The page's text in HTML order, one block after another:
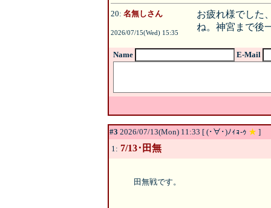
20: 名無しさん
2026/07/15(Wed) 15:35
お疲れ様でした
ね。神宮まで後
Name E-Mail
#3 2026/07/13(Mon) 11:33 [ (･∀･)ﾉｨｮ-ｩ ★ ]
1: 7/13･田無
田無戦です。